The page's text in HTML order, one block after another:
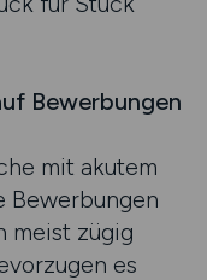
Bewerbungen
mit akutem
Bewerbungen
meist zügig
es